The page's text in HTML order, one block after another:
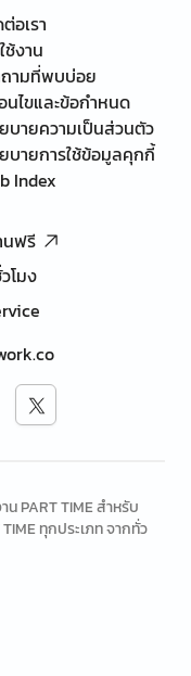
อเรา
ช้งาน
ามที่พบบ่อย
นไขและข้อกำหนด
บายความเป็นส่วนตัว
บายการใช้ข้อมูลคุกกี้
Index
นฟรี
โมง
PART TIME สำหรับ
ทุกประเภท จากทั่ว